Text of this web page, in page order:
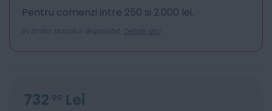
Pentru comenzi intre 250 si 2.000 lei.
In limita stocului disponibil. Detalii aici
732 00 Lei